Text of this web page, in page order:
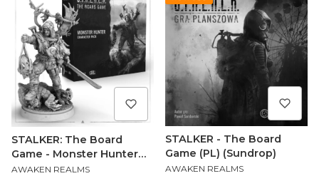
STALKER: The Board
Game - Monster Hunter
(PL)
PRODUCENT
AWAKEN REALMS
STALKER - The Board
Game (PL) (Sundrop)
PRODUCENT
AWAKEN REALMS